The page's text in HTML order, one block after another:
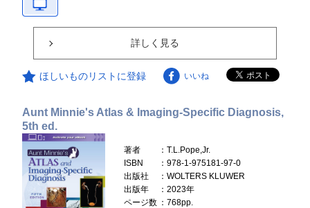
詳しく見る
ほしいものリストに登録 いいね
Aunt Minnie's Atlas & Imaging-Specific Diagnosis,
5th ed.
著者
：T.L.Pope,Jr.
ISBN
：978-1-975181-97-0
出版社
：WOLTERS KLUWER
出版年
：2023年
ページ数 ：768pp.